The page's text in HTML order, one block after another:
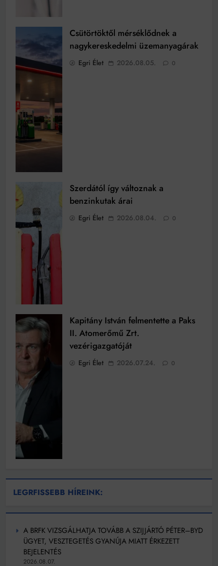
Csütörtöktől mérséklődnek a
nagykereskedelmi üzemanyagárak
Egri Élet 2026.08.05. 0
Szerdától így változnak a
benzinkutak árai
Egri Élet 2026.08.04. 0
Kapitány István felmentette a Paks
II. Atomerőmű Zrt.
vezérigazgatóját
Egri Élet 2026.07.24. 0
LEGRFISSEBB HÍREINK:
A BRFK VIZSGÁLHATJA TOVÁBB A SZIJJÁRTÓ PÉTER–BYD
ÜGYET, VESZTEGETÉS GYANÚJA MIATT ÉRKEZETT
BEJELENTÉS
2026.08.07.